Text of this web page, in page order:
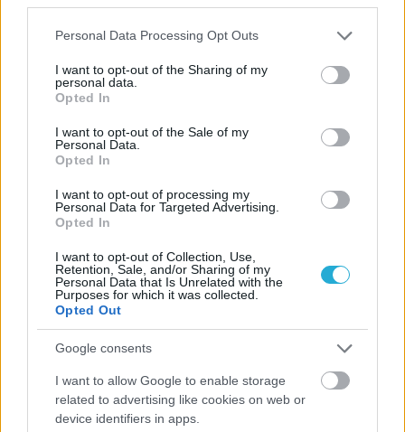
Please note that this website/app uses one or more Google
not limited to your visit or usage behaviour. You may click to
grant or deny consent to Google and its third-party tags to
use your data for below specified purposes in below Google
consent section.
Personal Data Processing Opt Outs
I want to opt-out of the Sharing of my
personal data.
Opted In
I want to opt-out of the Sale of my
Personal Data.
Opted In
I want to opt-out of processing my
Personal Data for Targeted Advertising.
Opted In
I want to opt-out of Collection, Use,
Retention, Sale, and/or Sharing of my
Personal Data that Is Unrelated with the
Purposes for which it was collected.
Opted Out
Google consents
I want to allow Google to enable storage
related to advertising like cookies on web or
device identifiers in apps.
05/08/2026
Προς στρατηγική συνεργασία ΠΑΣΑΠΠ και
Πανεπιστημίου Πατρών
05/08/2026
εδάφους με Σουηδία
ΓΝΩΜΕΣ
ΠΕΝΥ ΡΟΝΤΟΓΙΑΝΝΗ
11/03/2026
Από την Περούτζια του 2000